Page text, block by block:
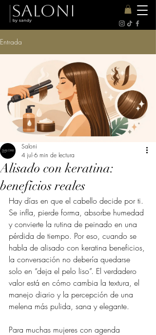
Entrada
Alisado con keratina:
beneficios reales
Saloni
4 jul 6 min de lectura
Hay días en que el cabello decide por ti.
Se infla, pierde forma, absorbe humedad
y convierte la rutina de peinado en una
pérdida de tiempo. Por eso, cuando se
habla de alisado con keratina beneficios,
la conversación no debería quedarse
solo en “deja el pelo liso”. El verdadero
valor está en cómo cambia la textura, el
manejo diario y la percepción de una
melena más pulida, sana y elegante.
Para muchas mujeres con agenda